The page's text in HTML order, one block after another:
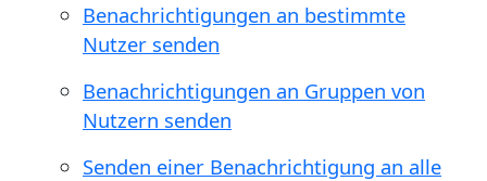
Benachrichtigungen an bestimmte
Nutzer senden
Benachrichtigungen an Gruppen von
Nutzern senden
Senden einer Benachrichtigung an alle